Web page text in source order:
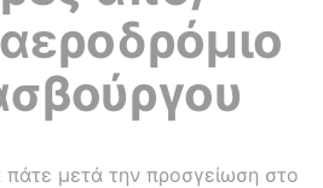
μετά την προσγείωση στο